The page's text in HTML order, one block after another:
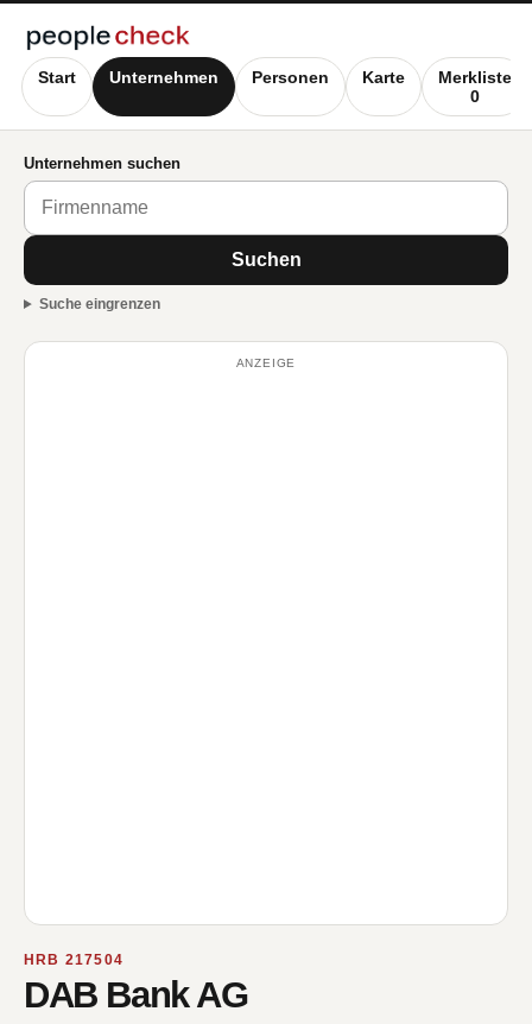
Start Unternehmen Personen Karte
Merkliste
0
Unternehmen suchen
Suchen
Suche eingrenzen
ANZEIGE
HRB 217504
DAB Bank AG